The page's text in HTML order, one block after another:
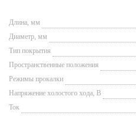
Длина, мм
Диаметр, мм
Тип покрытия
Пространственные положения
Режимы прокалки
Напряжение холостого хода, В
Ток